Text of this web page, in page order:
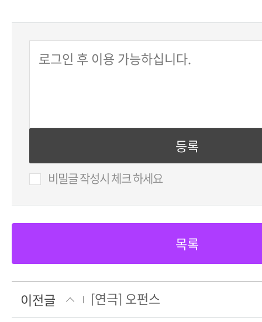
비밀글 작성시 체크 하세요
목록
이전글
[연극] 오펀스